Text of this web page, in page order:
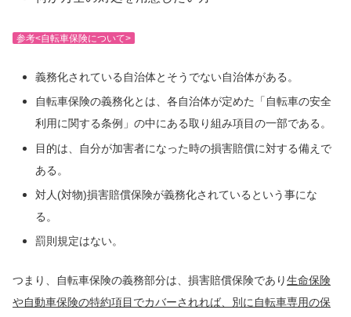
参考<自転車保険について>
義務化されている自治体とそうでない自治体がある。
自転車保険の義務化とは、各自治体が定めた「自転車の安全
利用に関する条例」の中にある取り組み項目の一部である。
目的は、自分が加害者になった時の損害賠償に対する備えで
ある。
対人(対物)損害賠償保険が義務化されているという事にな
る。
罰則規定はない。
つまり、自転車保険の義務部分は、損害賠償保険であり生命保険
や自動車保険の特約項目でカバーされれば、別に自転車専用の保